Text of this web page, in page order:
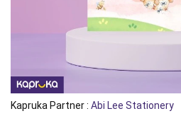
Kapruka Partner : Abi Lee Stationery